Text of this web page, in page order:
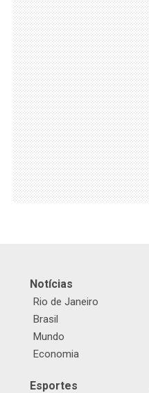
Notícias
Rio de Janeiro
Brasil
Mundo
Economia
Esportes